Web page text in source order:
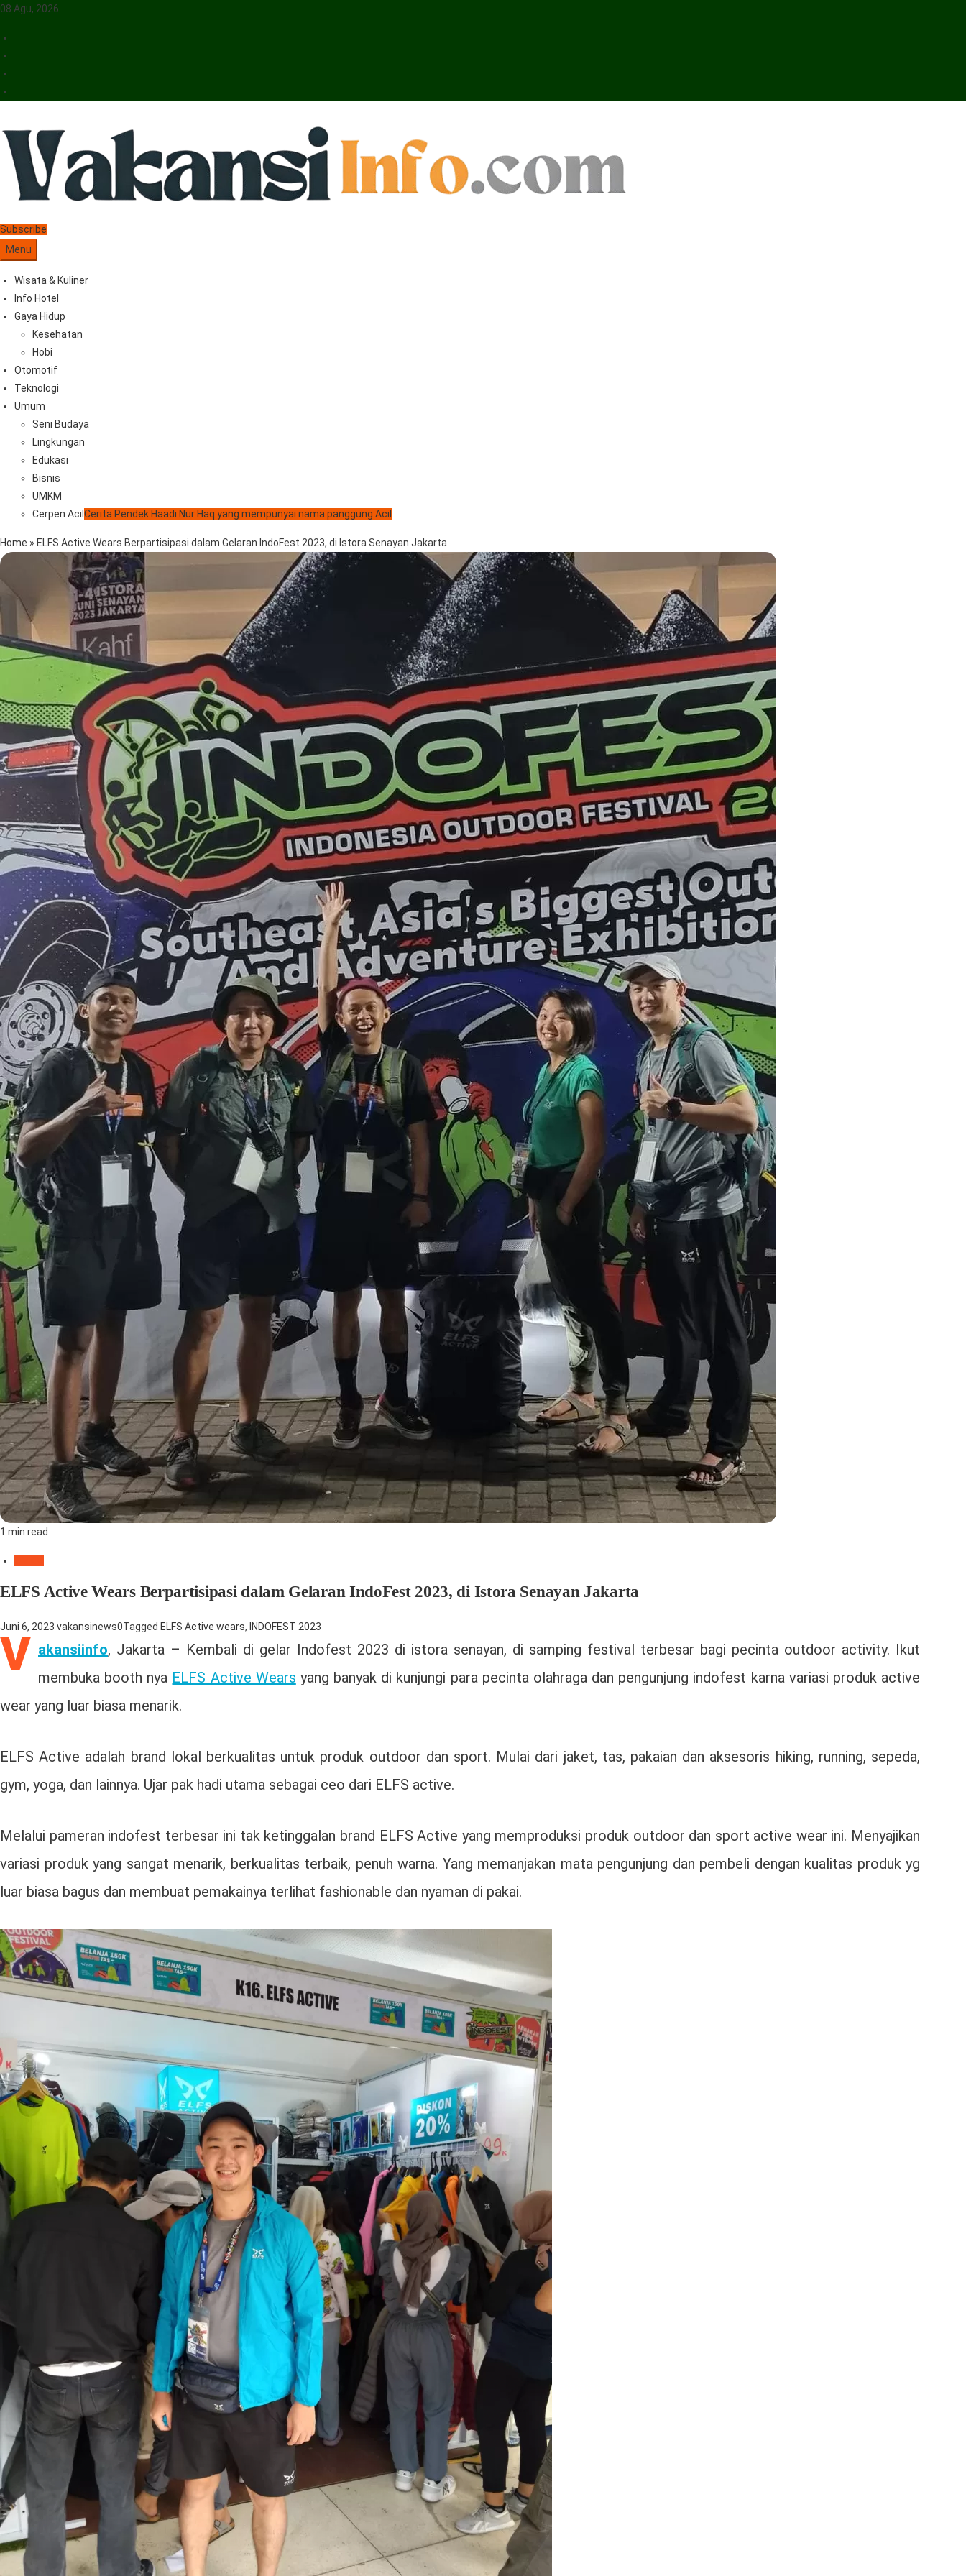
08 Agu, 2026
Vakansiinfo
Menyajikan Berita Serta Informasi Seputar Pariwisata Dan Hotel
Subscribe
Menu
Wisata & Kuliner
Info Hotel
Gaya Hidup
Kesehatan
Hobi
Otomotif
Teknologi
Umum
Seni Budaya
Lingkungan
Edukasi
Bisnis
UMKM
Cerpen Acil Cerita Pendek Haadi Nur Haq yang mempunyai nama panggung Acil
Home » ELFS Active Wears Berpartisipasi dalam Gelaran IndoFest 2023, di Istora Senayan Jakarta
1 min read
ELFS Active Wears Berpartisipasi dalam Gelaran IndoFest 2023, di Istora Senayan Jakarta
Juni 6, 2023 vakansinews0Tagged ELFS Active wears, INDOFEST 2023
V akansiinfo, Jakarta – Kembali di gelar Indofest 2023 di istora senayan, di samping festival terbesar bagi pecinta outdoor activity. Ikut
membuka booth nya ELFS Active Wears yang banyak di kunjungi para pecinta olahraga dan pengunjung indofest karna variasi produk active
wear yang luar biasa menarik.
ELFS Active adalah brand lokal berkualitas untuk produk outdoor dan sport. Mulai dari jaket, tas, pakaian dan aksesoris hiking, running, sepeda,
gym, yoga, dan lainnya. Ujar pak hadi utama sebagai ceo dari ELFS active.
Melalui pameran indofest terbesar ini tak ketinggalan brand ELFS Active yang memproduksi produk outdoor dan sport active wear ini. Menyajikan
variasi produk yang sangat menarik, berkualitas terbaik, penuh warna. Yang memanjakan mata pengunjung dan pembeli dengan kualitas produk yg
luar biasa bagus dan membuat pemakainya terlihat fashionable dan nyaman di pakai.